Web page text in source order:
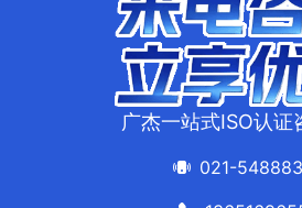
广杰一站式ISO认证
021-